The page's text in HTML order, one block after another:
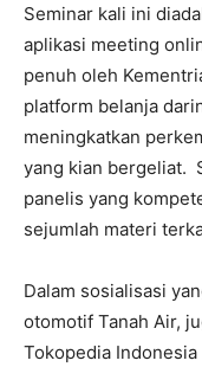
Seminar kali ini
aplikasi meeting
penuh oleh
platform belanja
meningkatkan
yang kian bergeliat.
panelis yang
sejumlah materi
Dalam sosialisasi
otomotif Tanah Air,
Tokopedia